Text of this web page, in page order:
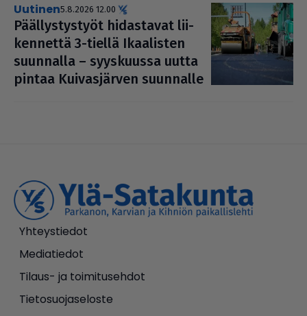
uutinen5.8.2026 12.00
Pääl­lys­tys­työt hidas­ta­vat lii­
ken­nettä 3-tiellä Ikaa­lis­ten
suunnalla – syys­kuussa uutta
pintaa Kui­vas­jär­ven suunnalle
Yhteystiedot
Mediatiedot
Tilaus- ja toimitusehdot
Tietosuojaseloste